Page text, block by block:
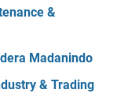
&
Madanindo
& Trading